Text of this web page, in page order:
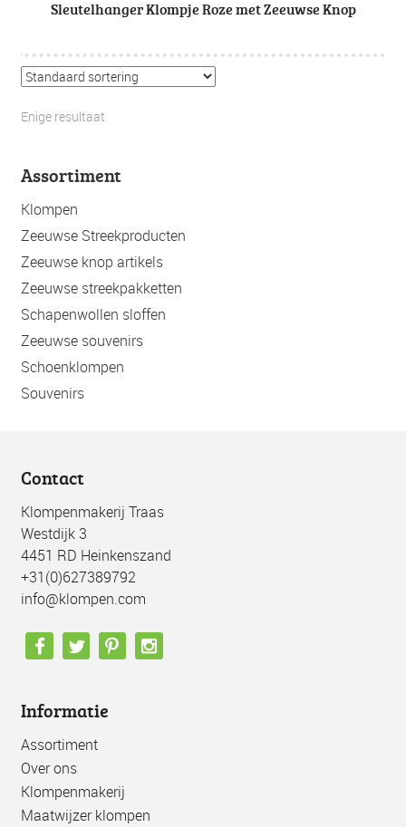
Sleutelhanger Klompje Roze met Zeeuwse Knop
Enige resultaat
Assortiment
Klompen
Zeeuwse Streekproducten
Zeeuwse knop artikels
Zeeuwse streekpakketten
Schapenwollen sloffen
Zeeuwse souvenirs
Schoenklompen
Souvenirs
Contact
Klompenmakerij Traas
Westdijk 3
4451 RD Heinkenszand
+31(0)627389792
info@klompen.com
Informatie
Assortiment
Over ons
Klompenmakerij
Maatwijzer klompen